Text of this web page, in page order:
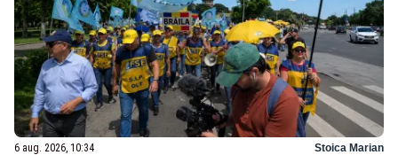
6 aug. 2026, 10:34 Stoica Marian